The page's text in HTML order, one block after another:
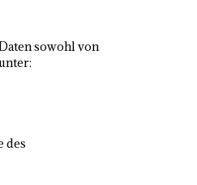
sowohl von
des